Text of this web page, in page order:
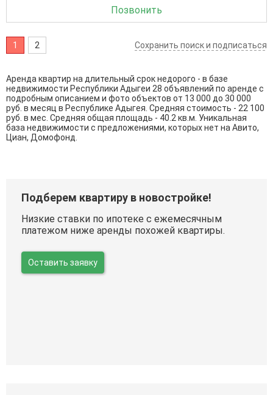
Позвонить
1 2 Сохранить поиск и подписаться
Аренда квартир на длительный срок недорого - в базе
недвижимости Республики Адыгеи 28 объявлений по аренде с
подробным описанием и фото объектов от 13 000 до 30 000
руб. в месяц в Республике Адыгея. Средняя стоимость - 22 100
руб. в мес. Средняя общая площадь - 40.2 кв.м. Уникальная
база недвижимости с предложениями, которых нет на Авито,
Циан, Домофонд.
Подберем квартиру в новостройке!
Низкие ставки по ипотеке с ежемесячным
платежом ниже аренды похожей квартиры.
Оставить заявку